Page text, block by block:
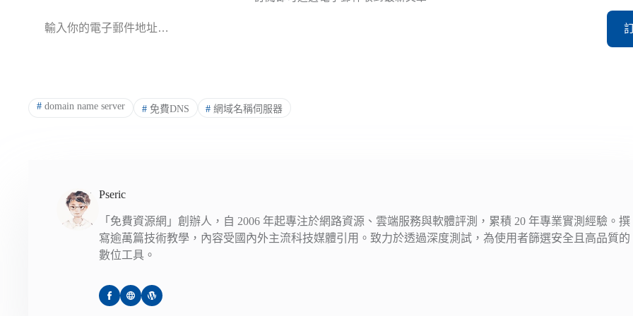
#domain name server #免費DNS # 網域名稱伺服器
Pseric
「免費資源網」創辦人，自 2006 年起專注於網路資源、雲端服務與軟體評測，累積 20 年專業實測經驗。撰
寫逾萬篇技術教學，內容受國內外主流科技媒體引用。致力於透過深度測試，為使用者篩選安全且高品質的
數位工具。